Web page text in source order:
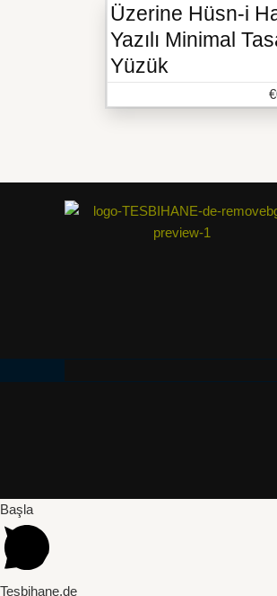
Üzerine Hüsn-i
Yazılı Minimal
Yüzük
€
Başla
Tesbihane.de